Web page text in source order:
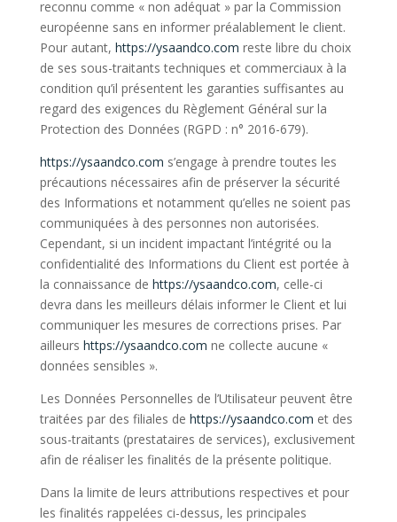
reconnu comme « non adéquat » par la Commission
européenne sans en informer préalablement le client.
Pour autant, https://ysaandco.com reste libre du choix
de ses sous-traitants techniques et commerciaux à la
condition qu’il présentent les garanties suffisantes au
regard des exigences du Règlement Général sur la
Protection des Données (RGPD : n° 2016-679).
https://ysaandco.com s’engage à prendre toutes les
précautions nécessaires afin de préserver la sécurité
des Informations et notamment qu’elles ne soient pas
communiquées à des personnes non autorisées.
Cependant, si un incident impactant l’intégrité ou la
confidentialité des Informations du Client est portée à
la connaissance de https://ysaandco.com, celle-ci
devra dans les meilleurs délais informer le Client et lui
communiquer les mesures de corrections prises. Par
ailleurs https://ysaandco.com ne collecte aucune «
données sensibles ».
Les Données Personnelles de l’Utilisateur peuvent être
traitées par des filiales de https://ysaandco.com et des
sous-traitants (prestataires de services), exclusivement
afin de réaliser les finalités de la présente politique.
Dans la limite de leurs attributions respectives et pour
les finalités rappelées ci-dessus, les principales